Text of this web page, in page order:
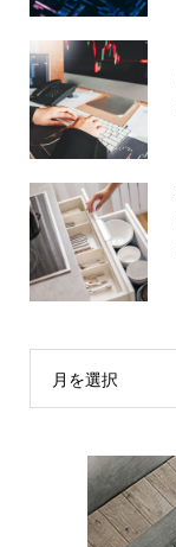
月を選択